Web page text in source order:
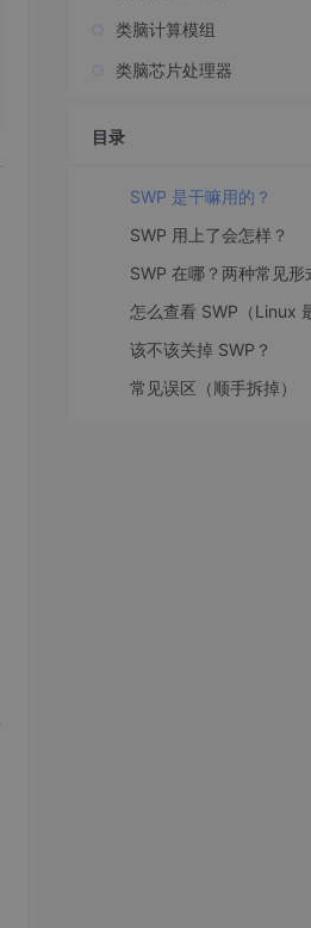
类脑计算模组
类脑芯片处理器
目录
SWP 是干嘛用的？
SWP 用上了会怎样？
SWP 在哪？两种常见形
怎么查看 SWP（Linux
该不该关掉 SWP？
常见误区（顺手拆掉）